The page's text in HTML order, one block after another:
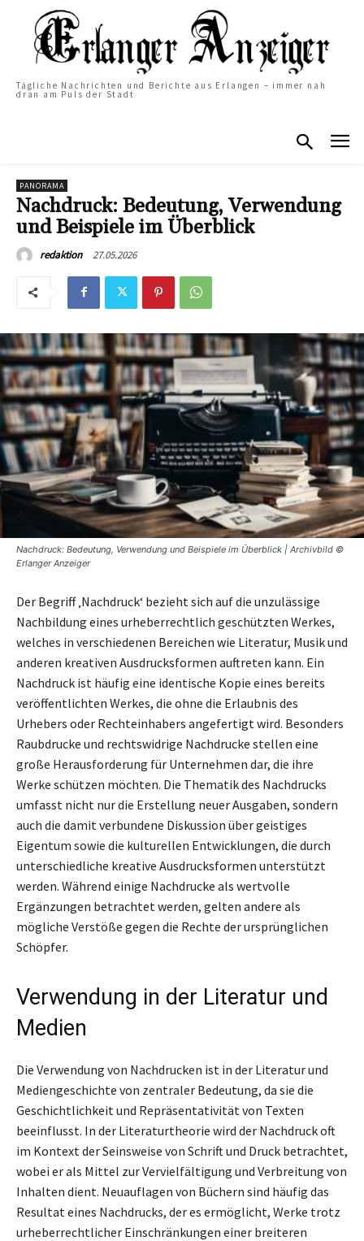
Tägliche Nachrichten und Berichte aus Erlangen – immer nah
dran am Puls der Stadt
PANORAMA
Nachdruck: Bedeutung, Verwendung
und Beispiele im Überblick
redaktion 27.05.2026
Nachdruck: Bedeutung, Verwendung und Beispiele im Überblick | Archivbild ©
Erlanger Anzeiger
Der Begriff ‚Nachdruck‘ bezieht sich auf die unzulässige
Nachbildung eines urheberrechtlich geschützten Werkes,
welches in verschiedenen Bereichen wie Literatur, Musik und
anderen kreativen Ausdrucksformen auftreten kann. Ein
Nachdruck ist häufig eine identische Kopie eines bereits
veröffentlichten Werkes, die ohne die Erlaubnis des
Urhebers oder Rechteinhabers angefertigt wird. Besonders
Raubdrucke und rechtswidrige Nachdrucke stellen eine
große Herausforderung für Unternehmen dar, die ihre
Werke schützen möchten. Die Thematik des Nachdrucks
umfasst nicht nur die Erstellung neuer Ausgaben, sondern
auch die damit verbundene Diskussion über geistiges
Eigentum sowie die kulturellen Entwicklungen, die durch
unterschiedliche kreative Ausdrucksformen unterstützt
werden. Während einige Nachdrucke als wertvolle
Ergänzungen betrachtet werden, gelten andere als
mögliche Verstöße gegen die Rechte der ursprünglichen
Schöpfer.
Verwendung in der Literatur und
Medien
Die Verwendung von Nachdrucken ist in der Literatur und
Mediengeschichte von zentraler Bedeutung, da sie die
Geschichtlichkeit und Repräsentativität von Texten
beeinflusst. In der Literaturtheorie wird der Nachdruck oft
im Kontext der Seinsweise von Schrift und Druck betrachtet,
wobei er als Mittel zur Vervielfältigung und Verbreitung von
Inhalten dient. Neuauflagen von Büchern sind häufig das
Resultat eines Nachdrucks, der es ermöglicht, Werke trotz
urheberrechtlicher Einschränkungen einer breiteren